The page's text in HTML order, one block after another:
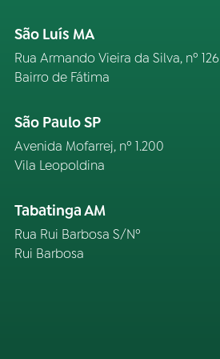
São Luís MA
Rua Armando Vieira da Silva, nº 126
Bairro de Fátima
São Paulo SP
Avenida Mofarrej, nº 1.200
Vila Leopoldina
Tabatinga AM
Rua Rui Barbosa S/Nº
Rui Barbosa